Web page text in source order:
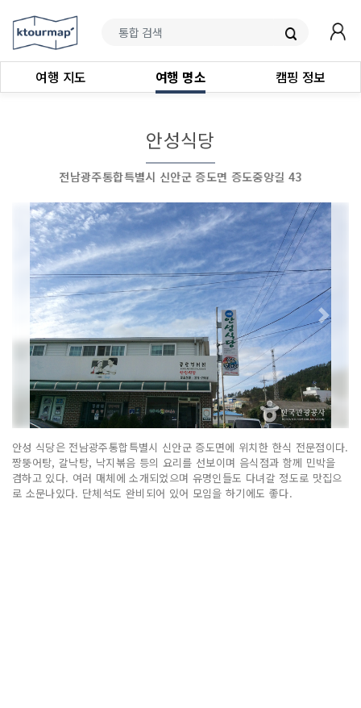
여행 지도 여행 명소 캠핑 정보
안성식당
전남광주통합특별시 신안군 증도면 증도중앙길 43
안성 식당은 전남광주통합특별시 신안군 증도면에 위치한 한식 전문점이다.
짱뚱어탕, 갈낙탕, 낙지볶음 등의 요리를 선보이며 음식점과 함께 민박을
겸하고 있다. 여러 매체에 소개되었으며 유명인들도 다녀갈 정도로 맛집으
로 소문나있다. 단체석도 완비되어 있어 모임을 하기에도 좋다.